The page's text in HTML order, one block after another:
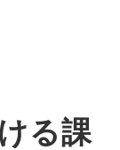
る課